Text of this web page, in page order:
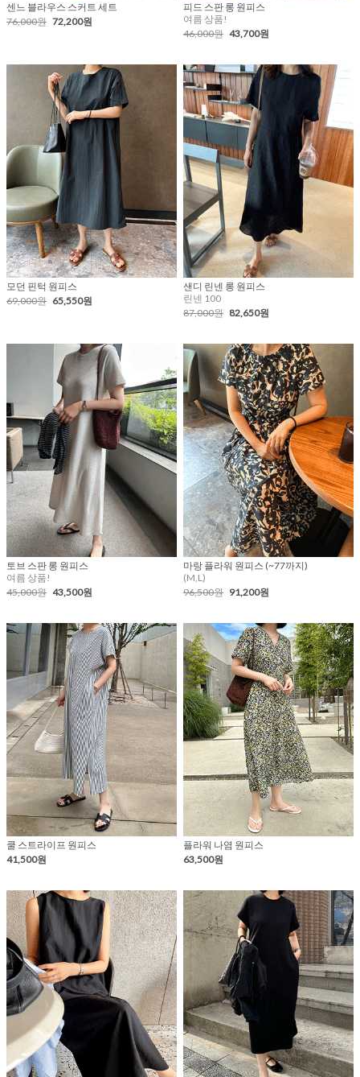
센느 블라우스 스커트 세트
76,000원 72,200원
피드 스판 롱 원피스
여름 상품!
46,000원 43,700원
모던 핀턱 원피스
69,000원 65,550원
샌디 린넨 롱 원피스
린넨 100
87,000원 82,650원
토브 스판 롱 원피스
여름 상품!
45,000원 43,500원
마랑 플라워 원피스 (~77까지)
(M,L)
96,500원 91,200원
쿨 스트라이프 원피스
41,500원
플라워 나염 원피스
63,500원